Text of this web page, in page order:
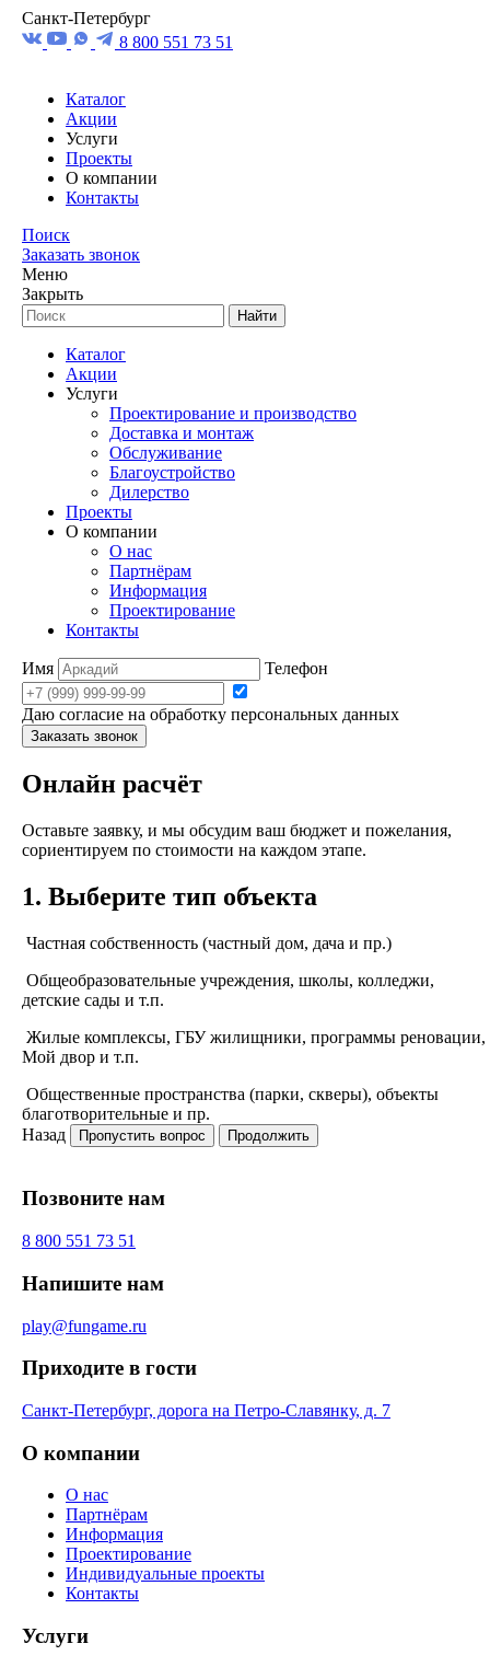
Санкт-Петербург
8 800 551 73 51
Каталог
Акции
Услуги
Проекты
О компании
Контакты
Поиск
Заказать звонок
Меню
Закрыть
Найти
Каталог
Акции
Услуги
Проектирование и производство
Доставка и монтаж
Обслуживание
Благоустройство
Дилерство
Проекты
О компании
О нас
Партнёрам
Информация
Проектирование
Контакты
Имя Телефон
Даю согласие на обработку персональных данных
Заказать звонок
Онлайн расчёт
Оставьте заявку, и мы обсудим ваш бюджет и пожелания,
сориентируем по стоимости на каждом этапе.
1. Выберите тип объекта
Частная собственность (частный дом, дача и пр.)
Общеобразовательные учреждения, школы, колледжи,
детские сады и т.п.
Жилые комплексы, ГБУ жилищники, программы реновации,
Мой двор и т.п.
Общественные пространства (парки, скверы), объекты
благотворительные и пр.
Назад
Пропустить вопрос Продолжить
Позвоните нам
8 800 551 73 51
Напишите нам
play@fungame.ru
Приходите в гости
Санкт-Петербург, дорога на Петро-Славянку, д. 7
О компании
О нас
Партнёрам
Информация
Проектирование
Индивидуальные проекты
Контакты
Услуги